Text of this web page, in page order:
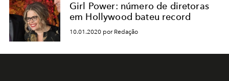
Girl Power: número de diretoras
em Hollywood bateu record
10.01.2020 por Redação